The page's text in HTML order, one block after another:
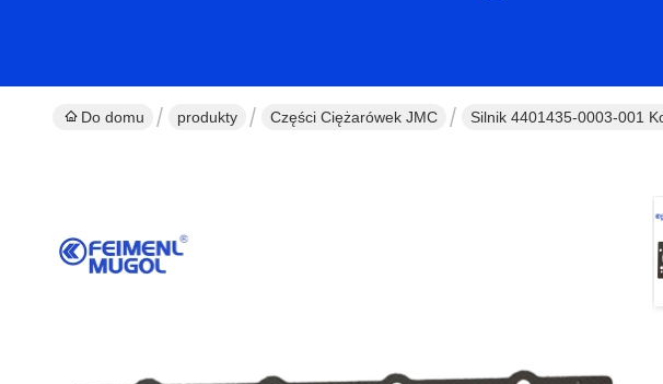
Do domu produkty Części Ciężarówek JMC Silnik 4401435-0003-001